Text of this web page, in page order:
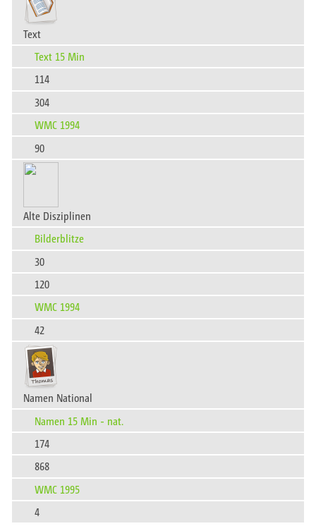
Text
Text 15 Min
114
304
WMC 1994
90
Alte Disziplinen
Bilderblitze
30
120
WMC 1994
42
Namen National
Namen 15 Min - nat.
174
868
WMC 1995
4